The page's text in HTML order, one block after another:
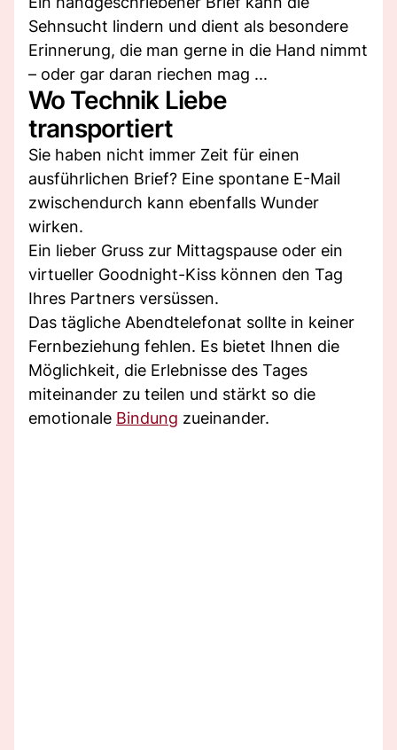
Sehnsucht lindern und dient als besondere
Erinnerung, die man gerne in die Hand nimmt
– oder gar daran riechen mag ...
Wo Technik Liebe
transportiert
Sie haben nicht immer Zeit für einen
ausführlichen Brief? Eine spontane E-Mail
zwischendurch kann ebenfalls Wunder
wirken.
Ein lieber Gruss zur Mittagspause oder ein
virtueller Goodnight-Kiss können den Tag
Ihres Partners versüssen.
Das tägliche Abendtelefonat sollte in keiner
Fernbeziehung fehlen. Es bietet Ihnen die
Möglichkeit, die Erlebnisse des Tages
miteinander zu teilen und stärkt so die
emotionale Bindung zueinander.